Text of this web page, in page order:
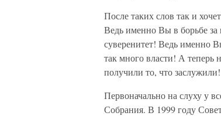
После таких слов так и
Ведь именно Вы в борьбе за
суверенитет! Ведь именно
так много власти! А теперь
получили то, что заслужили!
Первоначально на слуху у
Собрания. В 1999 году